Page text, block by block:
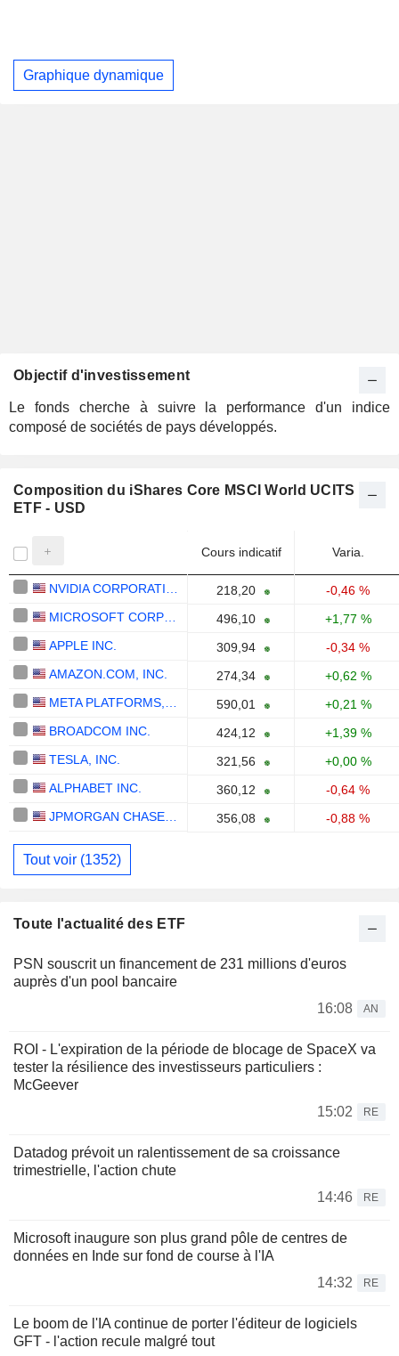
Graphique dynamique
Objectif d'investissement
Le fonds cherche à suivre la performance d'un indice
composé de sociétés de pays développés.
Composition du iShares Core MSCI World UCITS
ETF - USD
Cours indicatif Varia.
218,20
-0,46 %
496,10
+1,77 %
APPLE INC.
309,94
-0,34 %
AMAZON.COM, INC.
274,34
+0,62 %
590,01
+0,21 %
BROADCOM INC.
424,12
+1,39 %
TESLA, INC.
321,56
+0,00 %
ALPHABET INC.
360,12
-0,64 %
356,08 -0,88 %
Tout voir (1352)
Toute l'actualité des ETF
PSN souscrit un financement de 231 millions d'euros
auprès d'un pool bancaire
16:08
AN
ROI - L'expiration de la période de blocage de SpaceX va
tester la résilience des investisseurs particuliers :
McGeever
15:02
RE
Datadog prévoit un ralentissement de sa croissance
trimestrielle, l'action chute
14:46
RE
Microsoft inaugure son plus grand pôle de centres de
données en Inde sur fond de course à l'IA
14:32
RE
Le boom de l'IA continue de porter l'éditeur de logiciels
GFT - l'action recule malgré tout